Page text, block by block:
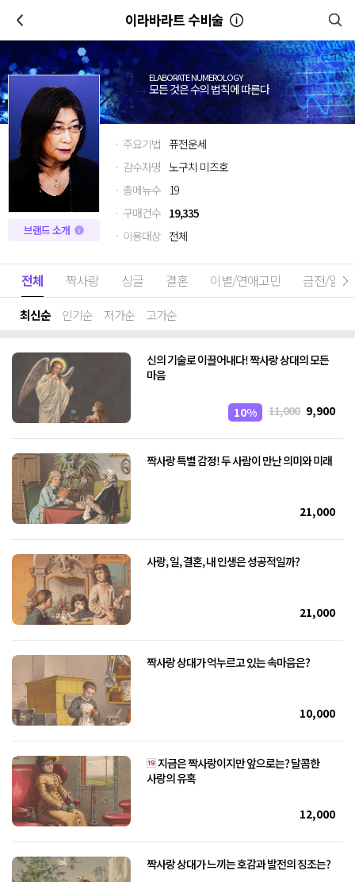
이라바라트 수비술
ELABORATE NUMEROLOGY
모든 것은 수의 법칙에 따른다
브랜드 소개
· 주요기법 퓨전운세
· 감수자명 노구치 미즈호
· 총메뉴수 19
· 구매건수 19,335
· 이용대상 전체
전체 짝사랑 싱글 결혼 이별/연애고민 금전/일
최신순 인기순 저가순 고가순
신의 기술로 이끌어내다! 짝사랑 상대의 모든
마음
10% 11,000 9,900
짝사랑 특별 감정! 두 사람이 만난 의미와 미래
21,000
사랑, 일, 결혼, 내 인생은 성공적일까?
21,000
짝사랑 상대가 억누르고 있는 속마음은?
10,000
지금은 짝사랑이지만 앞으로는? 달콤한
사랑의 유혹
12,000
짝사랑 상대가 느끼는 호감과 발전의 징조는?